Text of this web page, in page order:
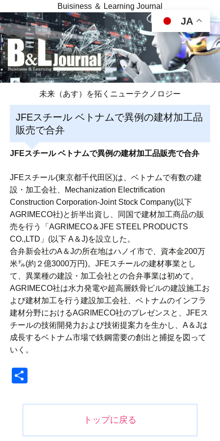
Buisiness ＆ Learning Journal
未来（あす）を拓くニューテクノロジー
JFEスチール ベトナムで異例の建材加工品
販売で合弁
JFEスチール ベトナムで異例の建材加工品販売で合弁
JFEスチール(東京都千代田区)は、ベトナムで有数の建
設・加工会社、Mechanization Electrification
Construction Corporation-Joint Stock Company(以下
AGRIMECO社)と折半出資し、同国で建材加工商品の販
売を行う「AGRIMECO＆JFE STEEL PRODUCTS
CO.,LTD」(以下 A＆J)を設立した。
合弁新会社のA＆Jの所在地はハノイ市で、資本金200万
米㌦(約２億3000万円)。JFEスチールの建材事業とし
て、異業種の建設・加工会社との合弁事業は初めて。
AGRIMECO社は水力発電や超高層鉄骨ビルの建設施工お
よび建材加工を行う建設加工会社、ベトナムのインフラ
建材分野におけるAGRIMECO社のプレゼンスと、JFEス
チールの技術開発力および技術提案力を生かし、A＆Jは
成長するベトナム市場で鉄鋼需要の創出と捕捉を図って
いく。
トップに戻る
JA